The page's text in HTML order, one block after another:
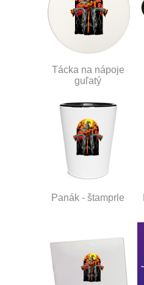
Tácka na nápoje
guľatý
Panák - štamprle